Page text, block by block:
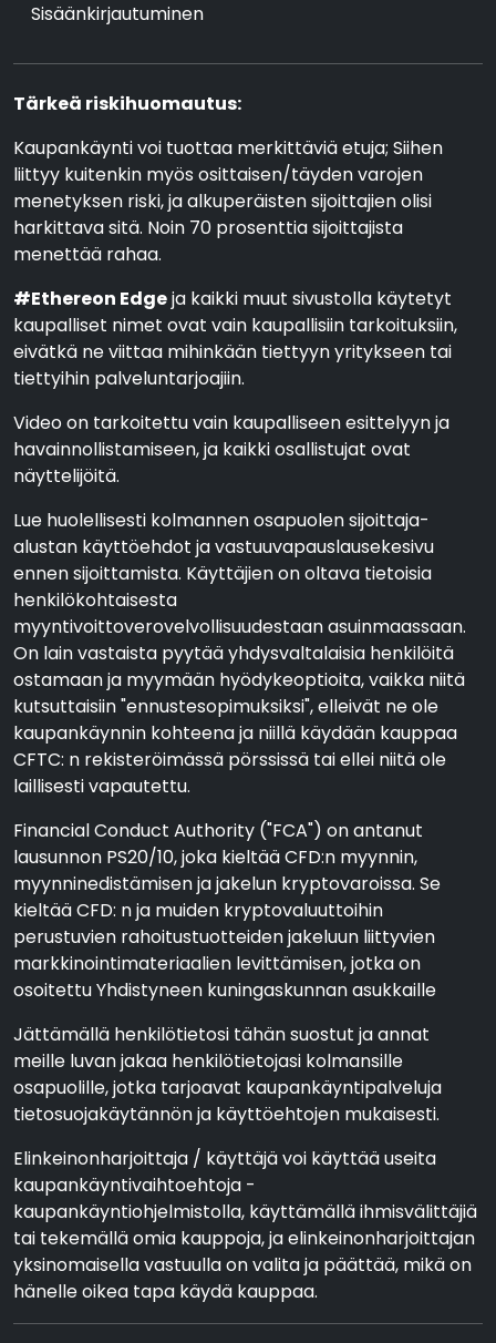
Sisäänkirjautuminen
Tärkeä riskihuomautus:
Kaupankäynti voi tuottaa merkittäviä etuja; Siihen
liittyy kuitenkin myös osittaisen/täyden varojen
menetyksen riski, ja alkuperäisten sijoittajien olisi
harkittava sitä. Noin 70 prosenttia sijoittajista
menettää rahaa.
#Ethereon Edgeja kaikki muut sivustolla käytetyt
kaupalliset nimet ovat vain kaupallisiin tarkoituksiin,
eivätkä ne viittaa mihinkään tiettyyn yritykseen tai
tiettyihin palveluntarjoajiin.
Video on tarkoitettu vain kaupalliseen esittelyyn ja
havainnollistamiseen, ja kaikki osallistujat ovat
näyttelijöitä.
Lue huolellisesti kolmannen osapuolen sijoittaja-
alustan käyttöehdot ja vastuuvapauslausekesivu
ennen sijoittamista. Käyttäjien on oltava tietoisia
henkilökohtaisesta
myyntivoittoverovelvollisuudestaan asuinmaassaan.
On lain vastaista pyytää yhdysvaltalaisia henkilöitä
ostamaan ja myymään hyödykeoptioita, vaikka niitä
kutsuttaisiin "ennustesopimuksiksi", elleivät ne ole
kaupankäynnin kohteena ja niillä käydään kauppaa
CFTC: n rekisteröimässä pörssissä tai ellei niitä ole
laillisesti vapautettu.
Financial Conduct Authority ("FCA") on antanut
lausunnon PS20/10, joka kieltää CFD:n myynnin,
myynninedistämisen ja jakelun kryptovaroissa. Se
kieltää CFD: n ja muiden kryptovaluuttoihin
perustuvien rahoitustuotteiden jakeluun liittyvien
markkinointimateriaalien levittämisen, jotka on
osoitettu Yhdistyneen kuningaskunnan asukkaille
Jättämällä henkilötietosi tähän suostut ja annat
meille luvan jakaa henkilötietojasi kolmansille
osapuolille, jotka tarjoavat kaupankäyntipalveluja
tietosuojakäytännön ja käyttöehtojen mukaisesti.
Elinkeinonharjoittaja / käyttäjä voi käyttää useita
kaupankäyntivaihtoehtoja -
kaupankäyntiohjelmistolla, käyttämällä ihmisvälittäjiä
tai tekemällä omia kauppoja, ja elinkeinonharjoittajan
yksinomaisella vastuulla on valita ja päättää, mikä on
hänelle oikea tapa käydä kauppaa.